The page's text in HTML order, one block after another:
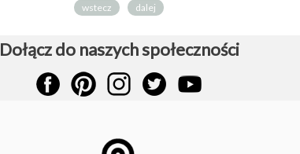
wstecz dalej
Dołącz do naszych społeczności